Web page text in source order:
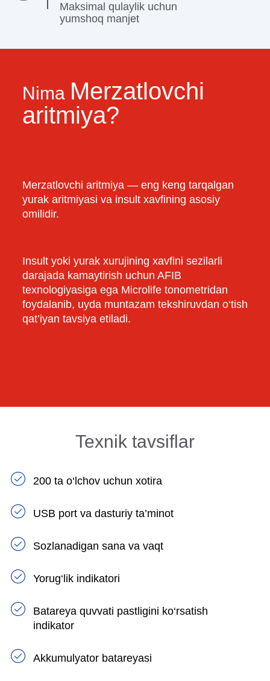
Maksimal qulaylik uchun
yumshoq manjet
Nima Merzatlovchi
aritmiya?
Merzatlovchi aritmiya — eng keng tarqalgan
yurak aritmiyasi va insult xavfining asosiy
omilidir.
Insult yoki yurak xurujining xavfini sezilarli
darajada kamaytirish uchun AFIB
texnologiyasiga ega Microlife tonometridan
foydalanib, uyda muntazam tekshiruvdan o‘tish
qat’iyan tavsiya etiladi.
Texnik tavsiflar
200 ta o‘lchov uchun xotira
USB port va dasturiy ta’minot
Sozlanadigan sana va vaqt
Yorug‘lik indikatori
Batareya quvvati pastligini ko‘rsatish
indikator
Akkumulyator batareyasi